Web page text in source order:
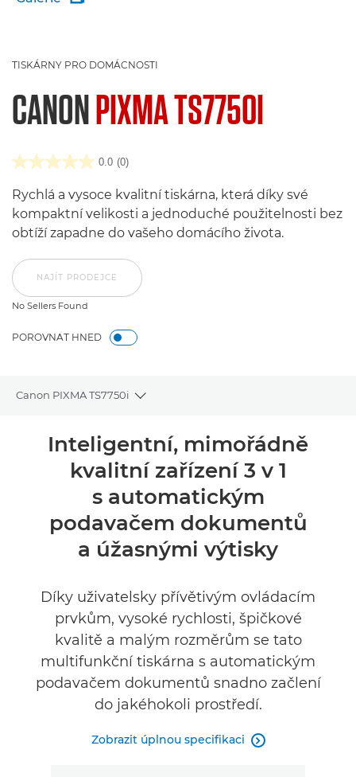
TISKÁRNY PRO DOMÁCNOSTI
CANONPIXMA TS7750I
0.0 (0)
Rychlá a vysoce kvalitní tiskárna, která díky své
kompaktní velikosti a jednoduché použitelnosti bez
obtíží zapadne do vašeho domácího života.
NAJÍT PRODEJCE
No Sellers Found
POROVNAT HNED
Canon PIXMA TS7750i
Toggle breadcrumbs
Přehled
Specifikace
Inteligentní, mimořádně
kvalitní zařízení 3 v 1
s automatickým
podavačem dokumentů
a úžasnými výtisky
Díky uživatelsky přívětivým ovládacím
prvkům, vysoké rychlosti, špičkové
kvalitě a malým rozměrům se tato
multifunkční tiskárna s automatickým
podavačem dokumentů snadno začlení
do jakéhokoli prostředí.
Zobrazit úplnou specifikaci 